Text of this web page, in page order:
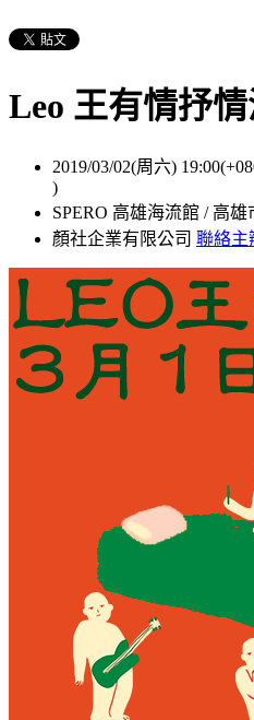
Leo 王有情抒
2019/03/02(周六)
)
SPERO 高雄海流館 / 高
顏社企業有限公司 聯絡主